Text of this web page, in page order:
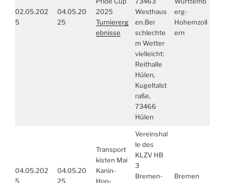
02.05.202
5
04.05.20
25
2025
Turniererg
ebnisse
Westhaus
en.Bei
schlechte
m Wetter
vielleicht:
Reithalle
Hülen,
Kugeltalst
raße,
73466
Hülen
erg-
Hohemzoll
ern
04.05.202
5
04.05.20
25
Transport
kisten Mai
Kanin-
Hop-
Vereinshal
le des
KLZV HB
3
Bremen-
Bremen